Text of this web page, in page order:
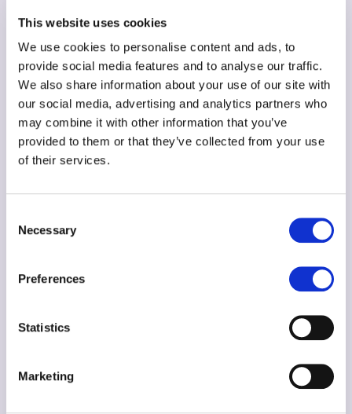
This website uses cookies
We use cookies to personalise content and ads, to
provide social media features and to analyse our traffic.
We also share information about your use of our site with
our social media, advertising and analytics partners who
may combine it with other information that you’ve
provided to them or that they’ve collected from your use
of their services.
Selection
Necessary
Preferences
Statistics
Marketing
içerik yaşa göre uyarlanır.
Blok tabanlı kodlama gerçek programlama mı?
Evet. Sıralama, döngü, koşul ve değişken gibi
kavramlar metin tabanlı dillerde de aynen geçerlidir;
blok tabanlı kodlama bu temeli görsel biçimde
kazandırır.
programlamaya, örneğin Python’a geçiş yapılır. Bu
Çocuğunuzun kodlama yolculuğunu ücretsiz bir
Dersi.